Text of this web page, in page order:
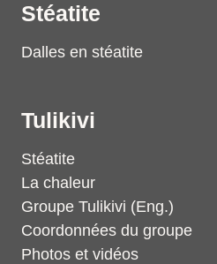
Stéatite
Dalles en stéatite
Tulikivi
Stéatite
La chaleur
Groupe Tulikivi (Eng.)
Coordonnées du groupe
Photos et vidéos